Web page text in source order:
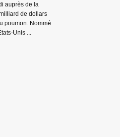
auprès de la
de dollars
poumon. Nommé
Unis ...